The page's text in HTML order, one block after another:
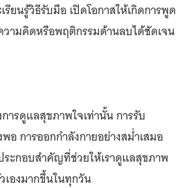
ยนรู้วิธีรับมือ เปิดโอกาสให้เกิดการพูด
ามคิดหรือพฤติกรรมด้านลบได้ชัดเจน
ารดูแลสุขภาพใจเท่านั้น การรับ
อ การออกกำลังกายอย่างสม่ำเสมอ
ะกอบสำคัญที่ช่วยให้เราดูแลสุขภาพ
เองมากขึ้นในทุกวัน